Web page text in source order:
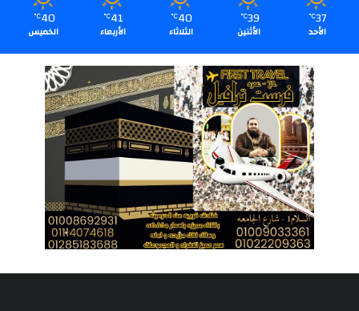
37
℃
الأحد
39
℃
الأثنين
40
℃
الثلاثاء
41
℃
الأربعاء
40
℃
الخميس